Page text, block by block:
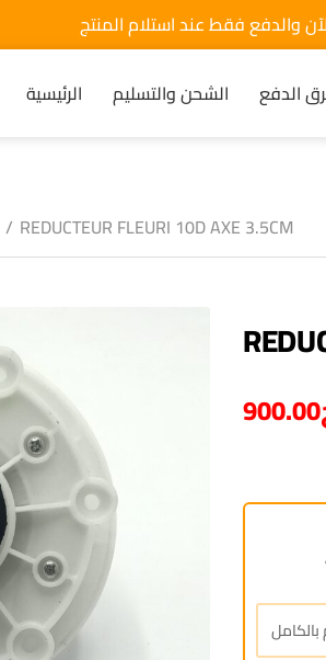
والدفع فقط عند استلام المنتج
الرئيسية الشحن والتسليم الدفع
/ REDUCTEUR FLEURI 10D AXE 3.5CM
900.00